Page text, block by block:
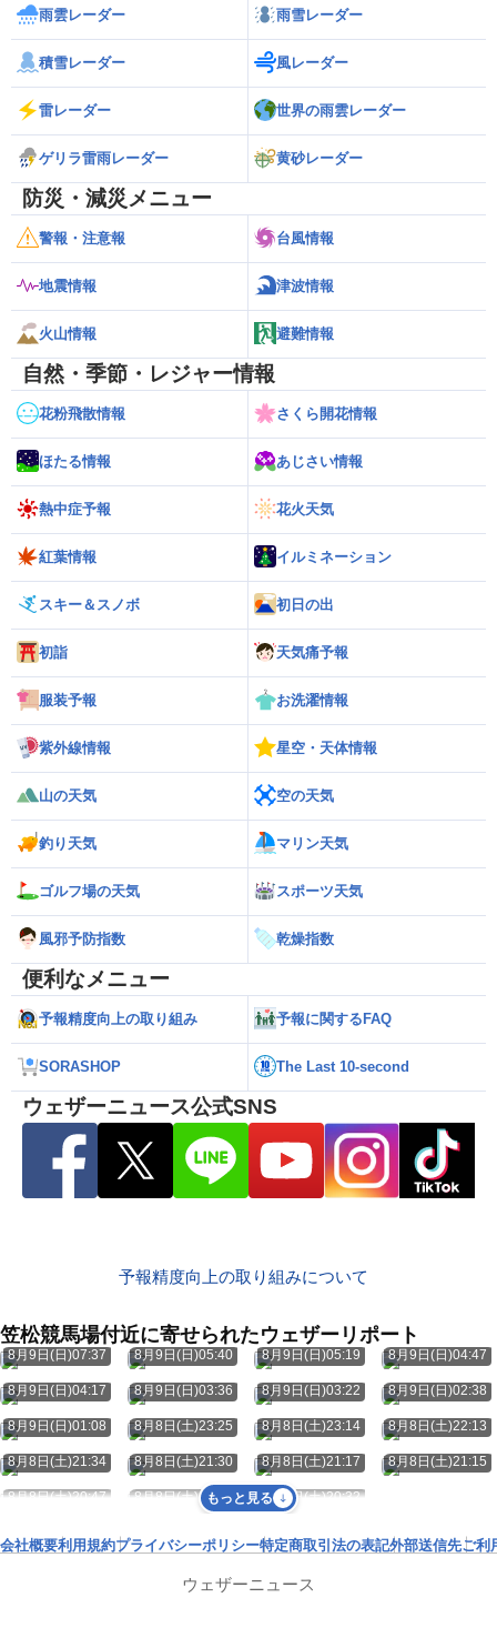
雨雲レーダー 雨雪レーダー
積雪レーダー 風レーダー
雷レーダー 世界の雨雲レーダー
ゲリラ雷雨レーダー 黄砂レーダー
防災・減災メニュー
警報・注意報 台風情報
地震情報 津波情報
火山情報 避難情報
自然・季節・レジャー情報
花粉飛散情報 さくら開花情報
ほたる情報 あじさい情報
熱中症予報 花火天気
紅葉情報 イルミネーション
スキー＆スノボ 初日の出
初詣 天気痛予報
服装予報 お洗濯情報
紫外線情報 星空・天体情報
山の天気 空の天気
釣り天気 マリン天気
ゴルフ場の天気 スポーツ天気
風邪予防指数 乾燥指数
便利なメニュー
予報精度向上の取り組み 予報に関するFAQ
SORASHOP The Last 10-second
ウェザーニュース公式SNS
予報精度向上の取り組みについて
笠松競馬場付近に寄せられたウェザーリポート
8月9日(日)07:37 8月9日(日)05:40 8月9日(日)05:19 8月9日(日)04:47
8月9日(日)04:17 8月9日(日)03:36 8月9日(日)03:22 8月9日(日)02:38
8月9日(日)01:08 8月8日(土)23:25 8月8日(土)23:14 8月8日(土)22:13
8月8日(土)21:34 8月8日(土)21:30 8月8日(土)21:17 8月8日(土)21:15
8月8日(土)20:47 8月8日(土)20:43 8月8日(土)20:32
もっと見る
会社概要利用規約プライバシーポリシー特定商取引法の表記外部送信先ご利
ウェザーニュース